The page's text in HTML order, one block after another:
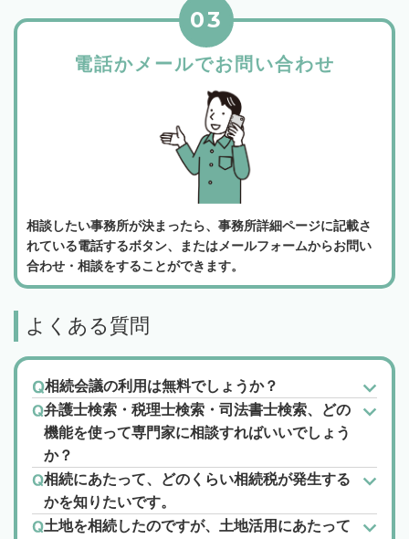
電話かメールでお問い合わせ
03
相談したい事務所が決まったら、事務所詳細ページに記載さ
れている電話するボタン、またはメールフォームからお問い
合わせ・相談をすることができます。
よくある質問
相続会議の利用は無料でしょうか？
弁護士検索・税理士検索・司法書士検索、どの
機能を使って専門家に相談すればいいでしょう
か？
相続にあたって、どのくらい相続税が発生する
かを知りたいです。
土地を相続したのですが、土地活用にあたって